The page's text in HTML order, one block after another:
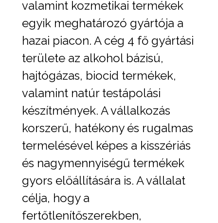
valamint kozmetikai termékek
egyik meghatározó gyártója a
hazai piacon. A cég 4 fő gyártási
területe az alkohol bázisú,
hajtógázas, biocid termékek,
valamint natúr testápolási
készítmények. A vállalkozás
korszerű, hatékony és rugalmas
termelésével képes a kisszériás
és nagymennyiségű termékek
gyors előállítására is. A vállalat
célja, hogy a
fertőtlenítőszerekben,